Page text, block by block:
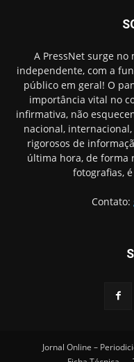
A PressNet surge
independente, com a
público em geral! O
importância vital no
infirmativa, não
nacional,
rigorosos de
última hora, de forma
fotografias,
Contato:
Jornal Online –